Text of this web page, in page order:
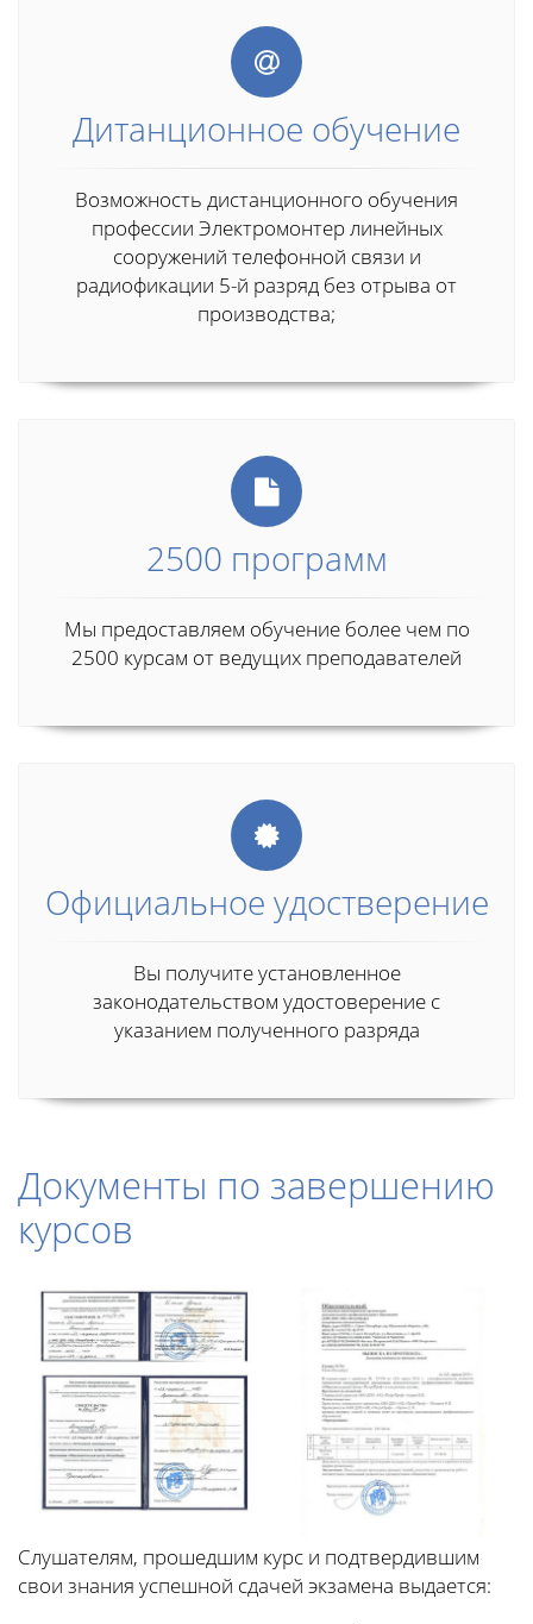
Дитанционное обучение
Возможность дистанционного обучения
профессии Электромонтер линейных
сооружений телефонной связи и
радиофикации 5-й разряд без отрыва от
производства;
2500 программ
Мы предоставляем обучение более чем по
2500 курсам от ведущих преподавателей
Официальное удостверение
Вы получите установленное
законодательством удостоверение с
указанием полученного разряда
Документы по завершению
курсов
Слушателям, прошедшим курс и подтвердившим
свои знания успешной сдачей экзамена выдается: